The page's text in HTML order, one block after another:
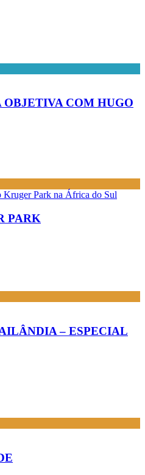
OBJETIVA COM HUGO
PARK
– ESPECIAL